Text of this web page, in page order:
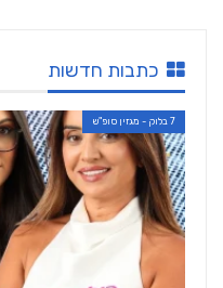
כתבות חדשות
7 בלוק - מגזין סופ"ש